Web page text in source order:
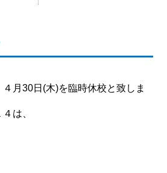
月30日(木)を臨時休校と致しま
は、